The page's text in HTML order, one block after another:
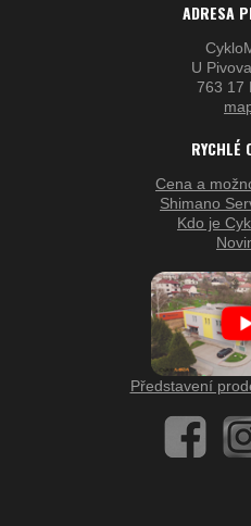
ADRESA
U
763 17
RYCHLÉ
Cena a
Shimano
Kdo je
Představení